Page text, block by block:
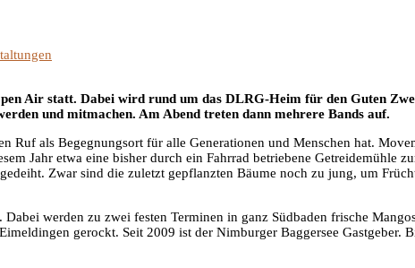
Air statt. Dabei wird rund um das DLRG-Heim für den Guten
und mitmachen. Am Abend treten dann mehrere Bands auf.
Ruf als Begegnungsort für alle Generationen und Menschen hat.
Jahr etwa eine bisher durch ein Fahrrad betriebene Getreidemühle
Zwar sind die zuletzt gepflanzten Bäume noch zu jung, um
werden zu zwei festen Terminen in ganz Südbaden frische
gerockt. Seit 2009 ist der Nimburger Baggersee Gastgeber.